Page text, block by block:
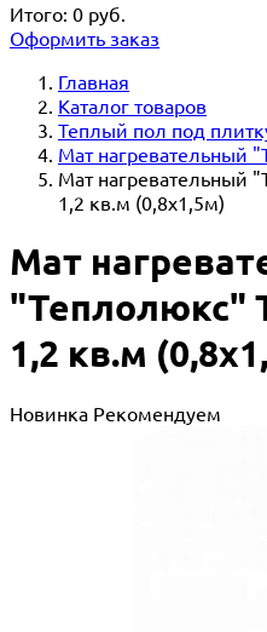
Итого: 0 руб.
Оформить заказ
Главная
Каталог товаров
Теплый пол под
Мат нагревательный
Мат нагревательный
1,2 кв.м (0,8х1,5м)
Мат
"Теплолюкс"
1,2 кв.м
Новинка Рекомендуем